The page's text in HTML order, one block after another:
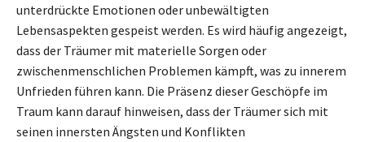
unterdrückte Emotionen oder unbewältigten
Lebensaspekten gespeist werden. Es wird häufig angezeigt,
dass der Träumer mit materielle Sorgen oder
zwischenmenschlichen Problemen kämpft, was zu innerem
Unfrieden führen kann. Die Präsenz dieser Geschöpfe im
Traum kann darauf hinweisen, dass der Träumer sich mit
seinen innersten Ängsten und Konflikten